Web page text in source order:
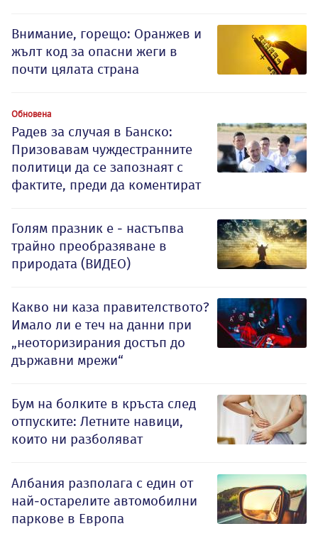
Внимание, горещо: Оранжев и
жълт код за опасни жеги в
почти цялата страна
Обновена
Радев за случая в Банско:
Призовавам чуждестранните
политици да се запознаят с
фактите, преди да коментират
Голям празник е - настъпва
трайно преобразяване в
природата (ВИДЕО)
Какво ни каза правителството?
Имало ли е теч на данни при
„неоторизирания достъп до
държавни мрежи“
Бум на болките в кръста след
отпуските: Летните навици,
които ни разболяват
Албания разполага с един от
най-остарелите автомобилни
паркове в Европа